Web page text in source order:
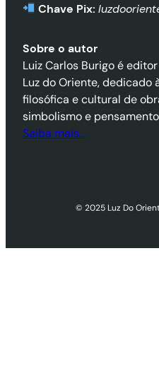
Chave Pix:
Sobre o autor
Luiz Carlos Burigo é
Luz do Oriente, dedicado
filosófica e cultural de
simbolismo e
Saiba mais…
© 2025 Luz Do